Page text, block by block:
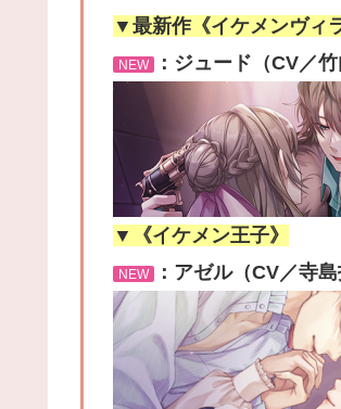
▼最新作《イケメンヴィ
NEW ：ジュード（CV／
▼《イケメン王子》
NEW ：アゼル（CV／寺